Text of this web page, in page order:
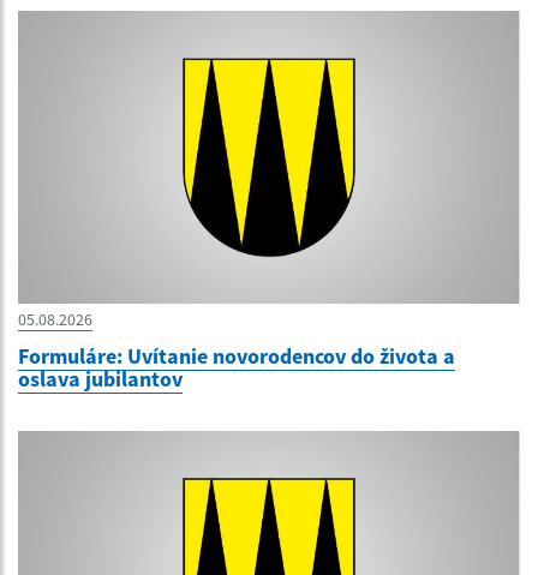
05.08.2026
Formuláre: Uvítanie novorodencov do života a
oslava jubilantov